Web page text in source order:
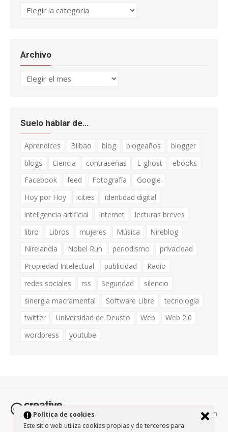
Política de cookies
Este sitio web utiliza cookies propias y de terceros para
Categorías
Archivo
Archivo
Suelo hablar de…
Aprendices Bilbao blog blogeaños
blogger
blogs
Ciencia contraseñas E-ghost
ebooks
Facebook
feed Fotografía
Google
Hoy por Hoy
icities
identidad digital
inteligencia artificial
Internet
lecturas breves
libro
Libros mujeres Música
Nireblog
Nirelandia
Nobel Run periodismo
privacidad
Propiedad Intelectual
publicidad
Radio
redes sociales
rss Seguridad
silencio
sinergia macramental
Software Libre
tecnología
twitter
Universidad de Deusto Web
Web 2.0
wordpress
youtube
Todos los contenidos de esta página están
protegidos por la licencia Creative Commons Attribution-